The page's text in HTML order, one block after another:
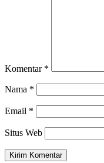
Komentar *
Nama *
Email *
Situs Web